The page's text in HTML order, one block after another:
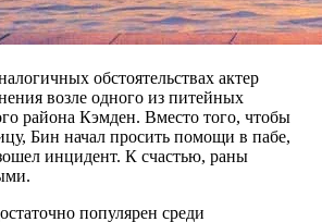
паба The Washington в Белсайз-
обстоятельствах актер
возле одного из питейных
района Кэмден. Вместо того, чтобы
Бин начал просить помощи в пабе,
инцидент. К счастью, раны
популярен среди